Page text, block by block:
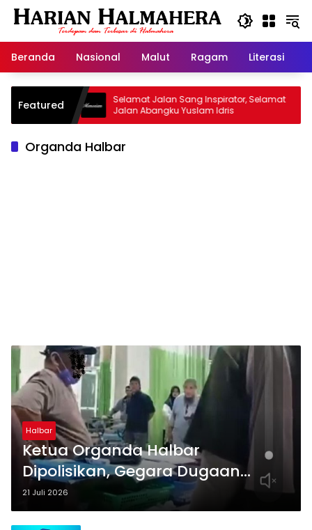
Langsung
Beranda
Nasional Malut Ragam Literasi
Featured
Selamat Jalan Sang Inspirator, Selamat
Jalan Abangku Yuslam Idris
Organda Halbar
Halbar
Ketua Organda Halbar
Dipolisikan, Gegara Dugaan
Intimidasi Dokter RSUD Jailolo
21 Juli 2026